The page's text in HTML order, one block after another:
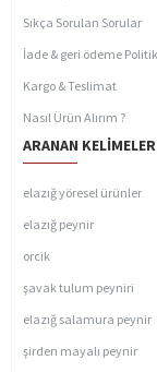
Sıkça Sorulan Sorular
İade & geri ödeme
Kargo & Teslimat
Nasıl Ürün Alırım ?
ARANAN KELIMELER
elazığ yöresel ürünler
elazığ peynir
orcik
şavak tulum peyniri
elazığ salamura peynir
şirden mayalı peynir